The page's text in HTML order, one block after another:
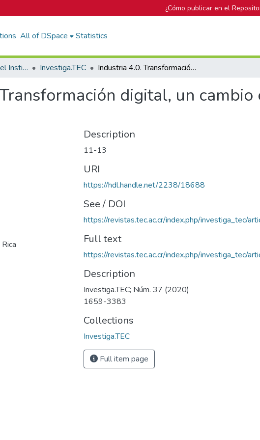
¿Cómo publicar en el
All of DSpace Statistics
Portal de Revistas del Instituto Tecnológico de Costa Rica Investiga.TEC Industria 4.0. Transformación digital, un cambio en el que participamos todos.
digital, un
Description
11-13
URI
https://hdl.handle.net/2238/18688
See / DOI
https://revistas.tec.ac.cr/index.php/investiga_tec/
Full text
https://revistas.tec.ac.cr/index.php/investiga_tec/
Description
Investiga.TEC; Núm. 37 (2020)
1659-3383
Collections
Investiga.TEC
Full item page